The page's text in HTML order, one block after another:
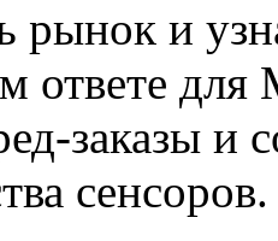
рынок и
ответе для
заказы и
сенсоров.